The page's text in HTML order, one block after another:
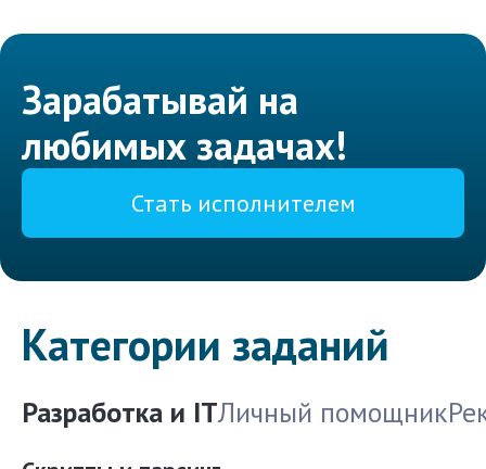
Зарабатывай на
любимых задачах!
Стать исполнителем
Категории заданий
Разработка и ITЛичный помощник